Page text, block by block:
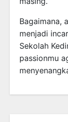
Bagaimana,
menjadi
Sekolah
passionmu